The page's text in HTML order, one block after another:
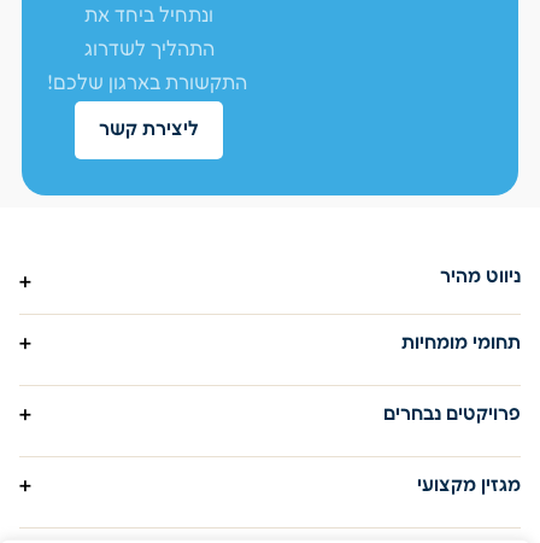
ונתחיל ביחד את
התהליך לשדרוג
התקשורת בארגון שלכם!
ליצירת קשר
ניווט מהיר
פרויקטים
מגזין מקצועי
יצירת קשר
תחומי מומחיות
תשתית תקשורת פסיבית
תשתית תקשורת אלחוטית
מערכות מתח נמוך
פרויקטים נבחרים
רשות לניירות ערך
מגזין מקצועי